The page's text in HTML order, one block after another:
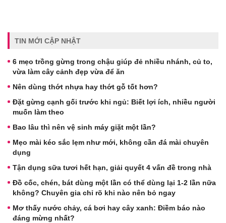
TIN MỚI CẬP NHẬT
6 mẹo trồng gừng trong chậu giúp đẻ nhiều nhánh, củ to,
vừa làm cây cảnh đẹp vừa để ăn
Nên dùng thớt nhựa hay thớt gỗ tốt hơn?
Đặt gừng cạnh gối trước khi ngủ: Biết lợi ích, nhiều người
muốn làm theo
Bao lâu thì nên vệ sinh máy giặt một lần?
Mẹo mài kéo sắc lẹm như mới, không cần đá mài chuyên
dụng
Tận dụng sữa tươi hết hạn, giải quyết 4 vấn đề trong nhà
Đồ cốc, chén, bát dùng một lần có thể dùng lại 1-2 lần nữa
không? Chuyên gia chỉ rõ khi nào nên bỏ ngay
Mơ thấy nước chảy, cá bơi hay cây xanh: Điềm báo nào
đáng mừng nhất?